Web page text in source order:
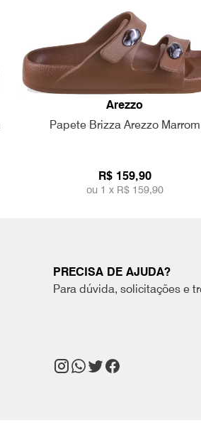
Arezzo
Papete Brizza Arezzo Marrom
R$ 159,90
ou 1 x R$ 159,90
PRECISA DE AJUDA?
Para dúvida, solicitações e